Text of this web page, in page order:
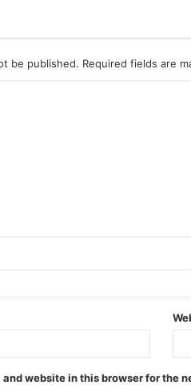
be published. Required fields are
website in this browser for the